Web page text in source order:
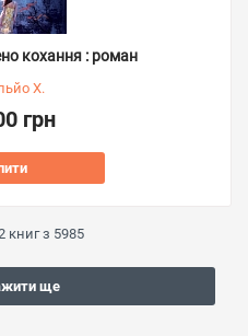
кохання : роман
Х.
грн
книг з 5985
ще